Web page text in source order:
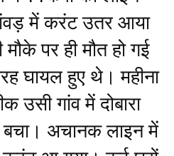
में करंट उतर आया
पर ही मौत हो गई
घायल हुए थे। महीना
उसी गांव में दोबारा
बचा। अचानक लाइन में